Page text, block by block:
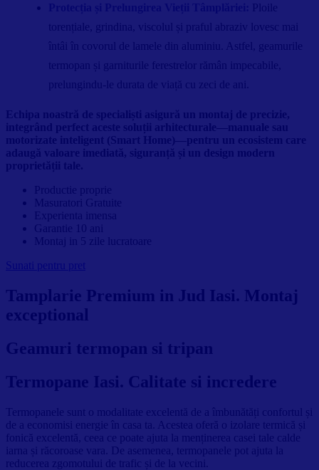
Ploile
torențiale, grindina, viscolul și praful abraziv lovesc mai
întâi în covorul de lamele din aluminiu. Astfel, geamurile
termopan și garniturile ferestrelor rămân impecabile,
prelungindu-le durata de viață cu zeci de ani.
Productie proprie
Masuratori Gratuite
Experienta imensa
Garantie 10 ani
Montaj in 5 zile lucratoare
Sunati pentru pret
Tamplarie Premium in Jud Iasi. Montaj
exceptional
Geamuri termopan si tripan
Termopane Iasi. Calitate si incredere
Termopanele sunt o modalitate excelentă de a îmbunătăți confortul și
de a economisi energie în casa ta. Acestea oferă o izolare termică și
fonică excelentă, ceea ce poate ajuta la menținerea casei tale calde
iarna și răcoroase vara. De asemenea, termopanele pot ajuta la
reducerea zgomotului de trafic și de la vecini.